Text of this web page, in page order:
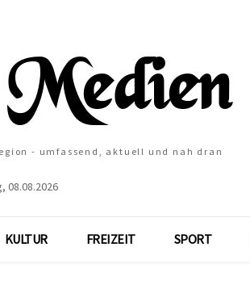
- umfassend, aktuell und nah dran
08.08.2026
KULTUR FREIZEIT SPORT